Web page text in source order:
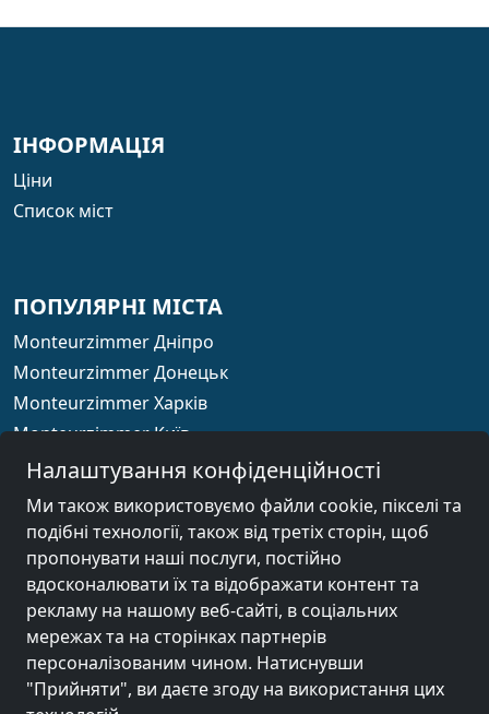
ІНФОРМАЦІЯ
Ціни
Список міст
ПОПУЛЯРНІ МІСТА
Monteurzimmer Дніпро
Monteurzimmer Донецьк
Monteurzimmer Харків
Monteurzimmer Київ
Monteurzimmer Одеса
Monteurzimmer Запоріжжя
країна
© 2026 ua.xodomo.com
Про нас
Налаштування конфіденційності
Ми також використовуємо файли cookie, пікселі та
подібні технології, також від третіх сторін, щоб
пропонувати наші послуги, постійно
вдосконалювати їх та відображати контент та
рекламу на нашому веб-сайті, в соціальних
мережах та на сторінках партнерів
персоналізованим чином. Натиснувши
"Прийняти", ви даєте згоду на використання цих